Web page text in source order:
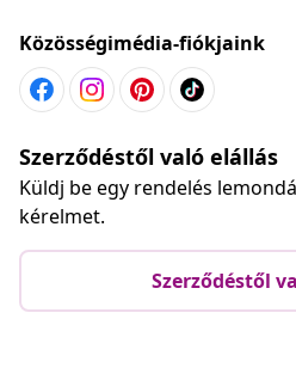
Közösségimédia-fiókjaink
Szerződéstől való elállás
Küldj be egy rendelés
kérelmet.
Szerződéstől